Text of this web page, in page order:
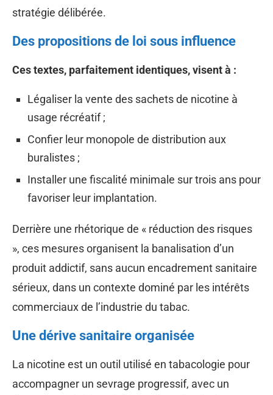
stratégie délibérée.
Des propositions de loi sous influence
Ces textes, parfaitement identiques, visent à :
Légaliser la vente des sachets de nicotine à
usage récréatif ;
Confier leur monopole de distribution aux
buralistes ;
Installer une fiscalité minimale sur trois ans pour
favoriser leur implantation.
Derrière une rhétorique de « réduction des risques
», ces mesures organisent la banalisation d’un
produit addictif, sans aucun encadrement sanitaire
sérieux, dans un contexte dominé par les intérêts
commerciaux de l’industrie du tabac.
Une dérive sanitaire organisée
La nicotine est un outil utilisé en tabacologie pour
accompagner un sevrage progressif, avec un